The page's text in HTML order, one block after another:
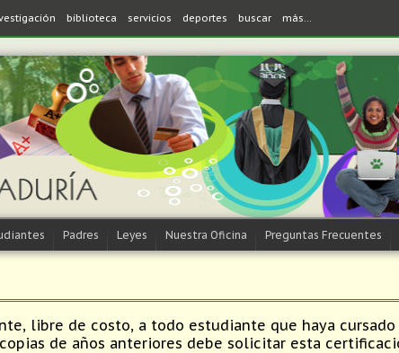
biblioteca servicios deportes buscar más...
Padres Leyes Nuestra Oficina Preguntas Frecuentes
libre de costo, a todo estudiante que haya
de años anteriores debe solicitar esta